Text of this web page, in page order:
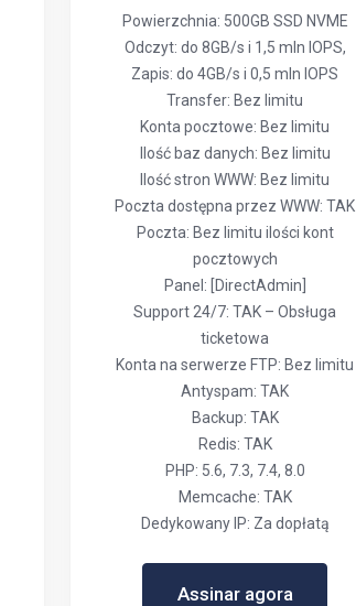
Powierzchnia: 500GB SSD NVME
Odczyt: do 8GB/s i 1,5 mln IOPS,
Zapis: do 4GB/s i 0,5 mln IOPS
Transfer: Bez limitu
Konta pocztowe: Bez limitu
Ilość baz danych: Bez limitu
Ilość stron WWW: Bez limitu
Poczta dostępna przez WWW: TAK
Poczta: Bez limitu ilości kont
pocztowych
Panel: [DirectAdmin]
Support 24/7: TAK – Obsługa
ticketowa
Konta na serwerze FTP: Bez limitu
Antyspam: TAK
Backup: TAK
Redis: TAK
PHP: 5.6, 7.3, 7.4, 8.0
Memcache: TAK
Dedykowany IP: Za dopłatą
Assinar agora